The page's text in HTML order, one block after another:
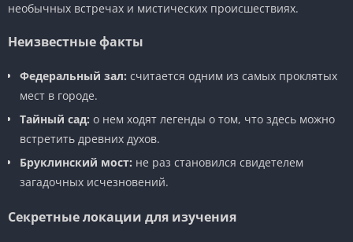
необычных встречах и мистических происшествиях.
Неизвестные факты
Федеральный зал: считается одним из самых проклятых
мест в городе.
Тайный сад: о нем ходят легенды о том, что здесь можно
встретить древних духов.
Бруклинский мост: не раз становился свидетелем
загадочных исчезновений.
Секретные локации для изучения